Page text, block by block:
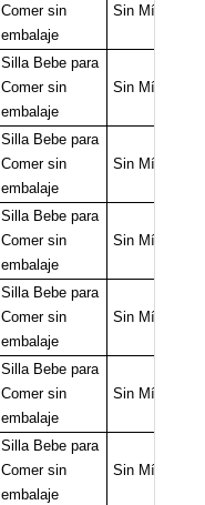
Comer sin
embalaje
Sin Mínimo
Silla Bebe para
Comer sin
embalaje
Sin Mínimo
Silla Bebe para
Comer sin
embalaje
Sin Mínimo
Silla Bebe para
Comer sin
embalaje
Sin Mínimo
Silla Bebe para
Comer sin
embalaje
Sin Mínimo
Silla Bebe para
Comer sin
embalaje
Sin Mínimo
Silla Bebe para
Comer sin
embalaje
Sin Mínimo